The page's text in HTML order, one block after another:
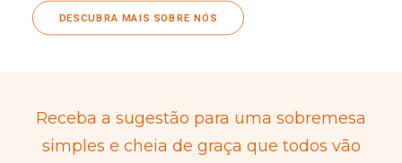
DESCUBRA MAIS SOBRE NÓS
Receba a sugestão para uma sobremesa
simples e cheia de graça que todos vão